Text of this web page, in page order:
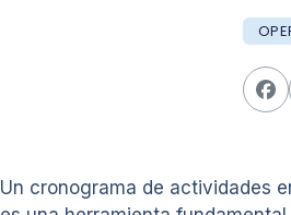
Un cronograma de actividades